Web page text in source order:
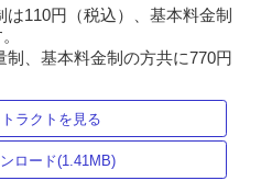
110円（税込）、基本料金制
、基本料金制の方共に770円
ラクトを見る
ロード(1.41MB)